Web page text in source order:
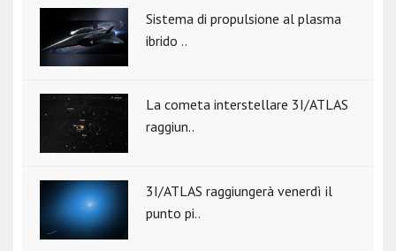
Sistema di propulsione al plasma
ibrido ..
La cometa interstellare 3I/ATLAS
raggiun..
3I/ATLAS raggiungerà venerdì il
punto pi..